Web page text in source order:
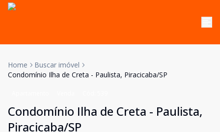
Home
Buscar imóvel
Condomínio Ilha de Creta - Paulista, Piracicaba/SP
Condomínio Ilha de Creta - Paulista,
Piracicaba/SP